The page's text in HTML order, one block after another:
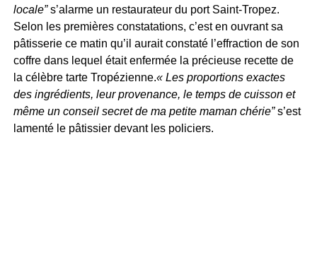
locale”s’alarme un restaurateur du port Saint-Tropez.
Selon les premières constatations, c’est en ouvrant sa
pâtisserie ce matin qu’il aurait constaté l’effraction de son
coffre dans lequel était enfermée la précieuse recette de
la célèbre tarte Tropézienne.« Les proportions exactes
des ingrédients, leur provenance, le temps de cuisson et
même un conseil secret de ma petite maman chérie”s’est
lamenté le pâtissier devant les policiers.